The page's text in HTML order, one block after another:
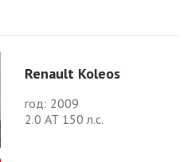
Renault Koleos
год: 2009
2.0 АТ 150 л.с.